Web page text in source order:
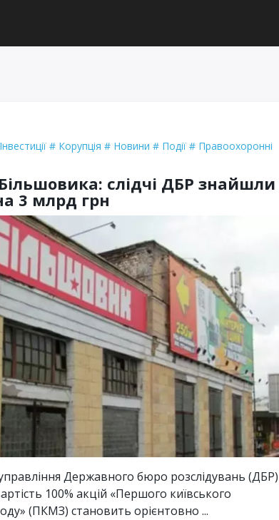
Інвестиції Корупція Новини Події
Правоохоронні
слідчі ДБР знайшли
3 млрд грн
Державного бюро розслідувань (ДБР)
100% акцій «Першого київського
(ПКМЗ) становить орієнтовно ...